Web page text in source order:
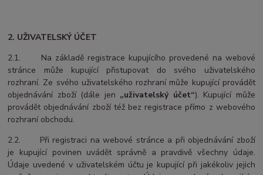
2. UŽIVATELSKÝ ÚČET
2.1. Na základě registrace kupujícího provedené na webové
stránce může kupující přistupovat do svého uživatelského
rozhraní. Ze svého uživatelského rozhraní může kupující provádět
objednávání zboží (dále jen „uživatelský účet“). Kupující může
provádět objednávání zboží též bez registrace přímo z webového
rozhraní obchodu.
2.2. Při registraci na webové stránce a při objednávání zboží
je kupující povinen uvádět správně a pravdivě všechny údaje.
Údaje uvedené v uživatelském účtu je kupující při jakékoliv jejich